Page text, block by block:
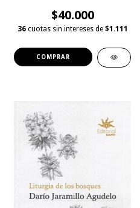
$40.000
36 cuotas sin intereses de $1.111